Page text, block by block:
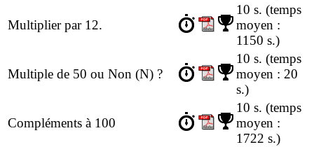
Multiplier par 12.
10 s. (temps
moyen :
1150 s.)
Multiple de 50 ou Non (N) ?
10 s. (temps
moyen : 20
s.)
Compléments à 100
10 s. (temps
moyen :
1722 s.)